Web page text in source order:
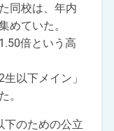
同校は、年内
めていた。
倍という高
以下メイン」
。
のための公立